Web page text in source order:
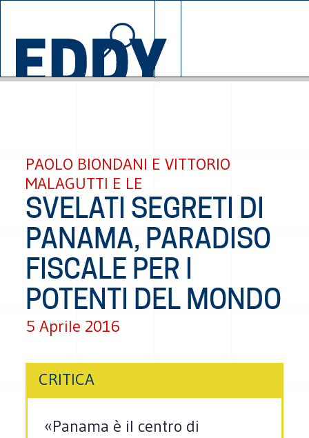
© 2026 EDDYBURG
PAOLO BIONDANI E VITTORIO
MALAGUTTI E LE
SVELATI SEGRETI DI
PANAMA, PARADISO
FISCALE PER I
POTENTI DEL MONDO
5 Aprile 2016
CRITICA
«Panama è il centro di